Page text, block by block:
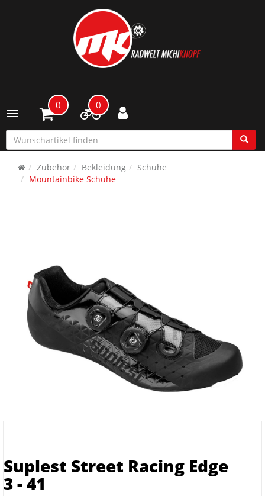
Toggle navigation
0 0
Zubehör Bekleidung
Schuhe
Mountainbike Schuhe
Suplest Street Racing Edge
3 - 41